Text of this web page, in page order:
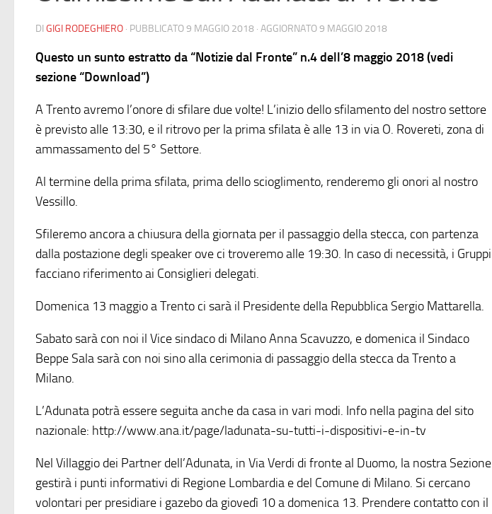
DI GIGI RODEGHIERO · PUBBLICATO9 MAGGIO 2018 · AGGIORNATO9 MAGGIO 2018
Questo un sunto estratto da “Notizie dal Fronte” n.4 dell’8 maggio 2018 (vedi
sezione “Download”)
A Trento avremo l’onore di sfilare due volte! L’inizio dello sfilamento del nostro settore
è previsto alle 13:30, e il ritrovo per la prima sfilata è alle 13 in via O. Rovereti, zona di
ammassamento del 5° Settore.
Al termine della prima sfilata, prima dello scioglimento, renderemo gli onori al nostro
Vessillo.
Sfileremo ancora a chiusura della giornata per il passaggio della stecca, con partenza
dalla postazione degli speaker ove ci troveremo alle 19:30. In caso di necessità, i Gruppi
facciano riferimento ai Consiglieri delegati.
Domenica 13 maggio a Trento ci sarà il Presidente della Repubblica Sergio Mattarella.
Sabato sarà con noi il Vice sindaco di Milano Anna Scavuzzo, e domenica il Sindaco
Beppe Sala sarà con noi sino alla cerimonia di passaggio della stecca da Trento a
Milano.
L’Adunata potrà essere seguita anche da casa in vari modi. Info nella pagina del sito
nazionale: http://www.ana.it/page/ladunata-su-tutti-i-dispositivi-e-in-tv
Nel Villaggio dei Partner dell’Adunata, in Via Verdi di fronte al Duomo, la nostra Sezione
gestirà i punti informativi di Regione Lombardia e del Comune di Milano. Si cercano
volontari per presidiare i gazebo da giovedì 10 a domenica 13. Prendere contatto con il